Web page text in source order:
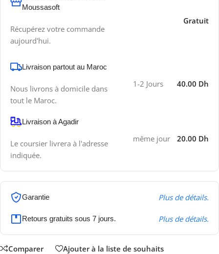
Moussasoft
Récupérez votre commande
aujourd'hui.
Gratuit
Livraison partout au Maroc
Nous livrons à domicile dans
tout le Maroc.
1-2 Jours 40.00 Dh
Livraison à Agadir
Le coursier livrera à l'adresse
indiquée.
même jour 20.00 Dh
Garantie Plus de détails.
Retours gratuits sous 7 jours. Plus de détails.
Comparer Ajouter à la liste de souhaits